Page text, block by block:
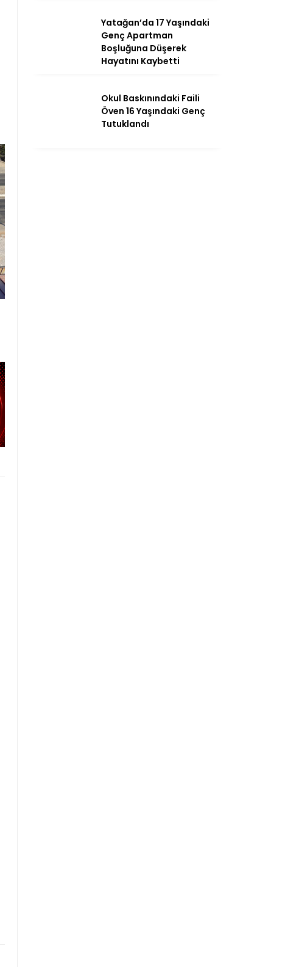
Yatağan’da 17 Yaşındaki
Genç Apartman
Boşluğuna Düşerek
Hayatını Kaybetti
Okul Baskınındaki Faili
Öven 16 Yaşındaki Genç
Tutuklandı